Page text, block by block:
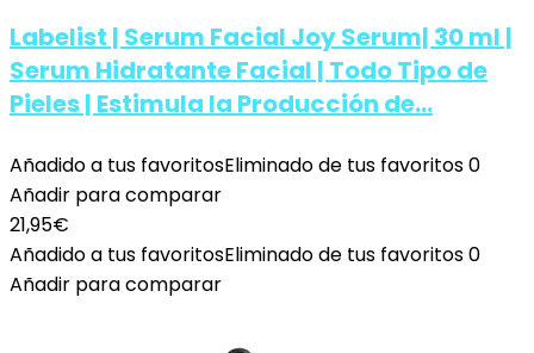
Labelist | Serum Facial Joy Serum| 30 ml |
Serum Hidratante Facial | Todo Tipo de
Pieles | Estimula la Producción de…
Añadido a tus favoritosEliminado de tus favoritos0
Añadir para comparar
21,95€
Añadido a tus favoritosEliminado de tus favoritos0
Añadir para comparar